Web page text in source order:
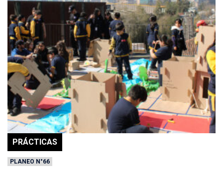
PRÁCTICAS
PLANEO N°66